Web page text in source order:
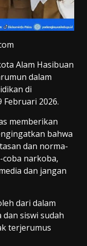
Alam Hasibuan
dalam
di
Februari 2026.
memberikan
bahwa
dan norma-
coba narkoba,
dan jangan
dari dalam
siswi sudah
terjerumus